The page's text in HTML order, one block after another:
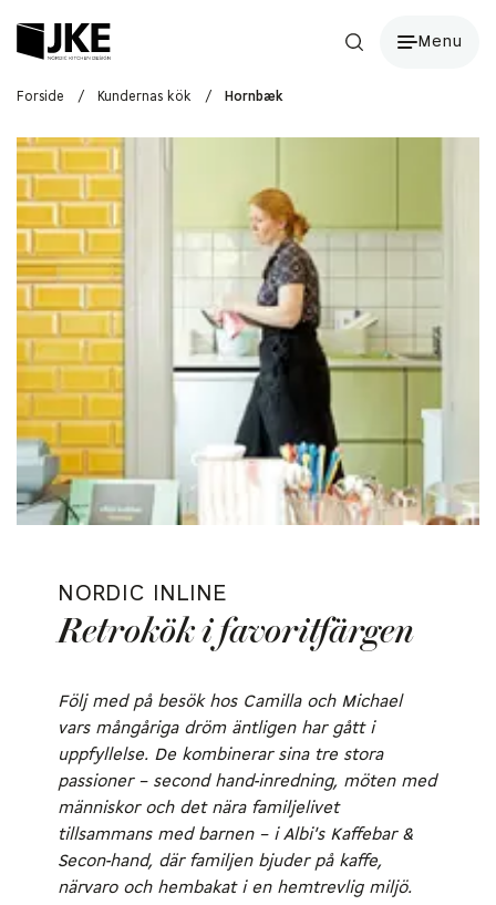
Menu
Forside / Kundernas kök / Hornbæk
NORDIC INLINE
Retrokök i favoritfärgen
Följ med på besök hos Camilla och Michael
vars mångåriga dröm äntligen har gått i
uppfyllelse. De kombinerar sina tre stora
passioner – second hand-inredning, möten med
människor och det nära familjelivet
tillsammans med barnen – i Albi's Kaffebar &
Secon-hand, där familjen bjuder på kaffe,
närvaro och hembakat i en hemtrevlig miljö.